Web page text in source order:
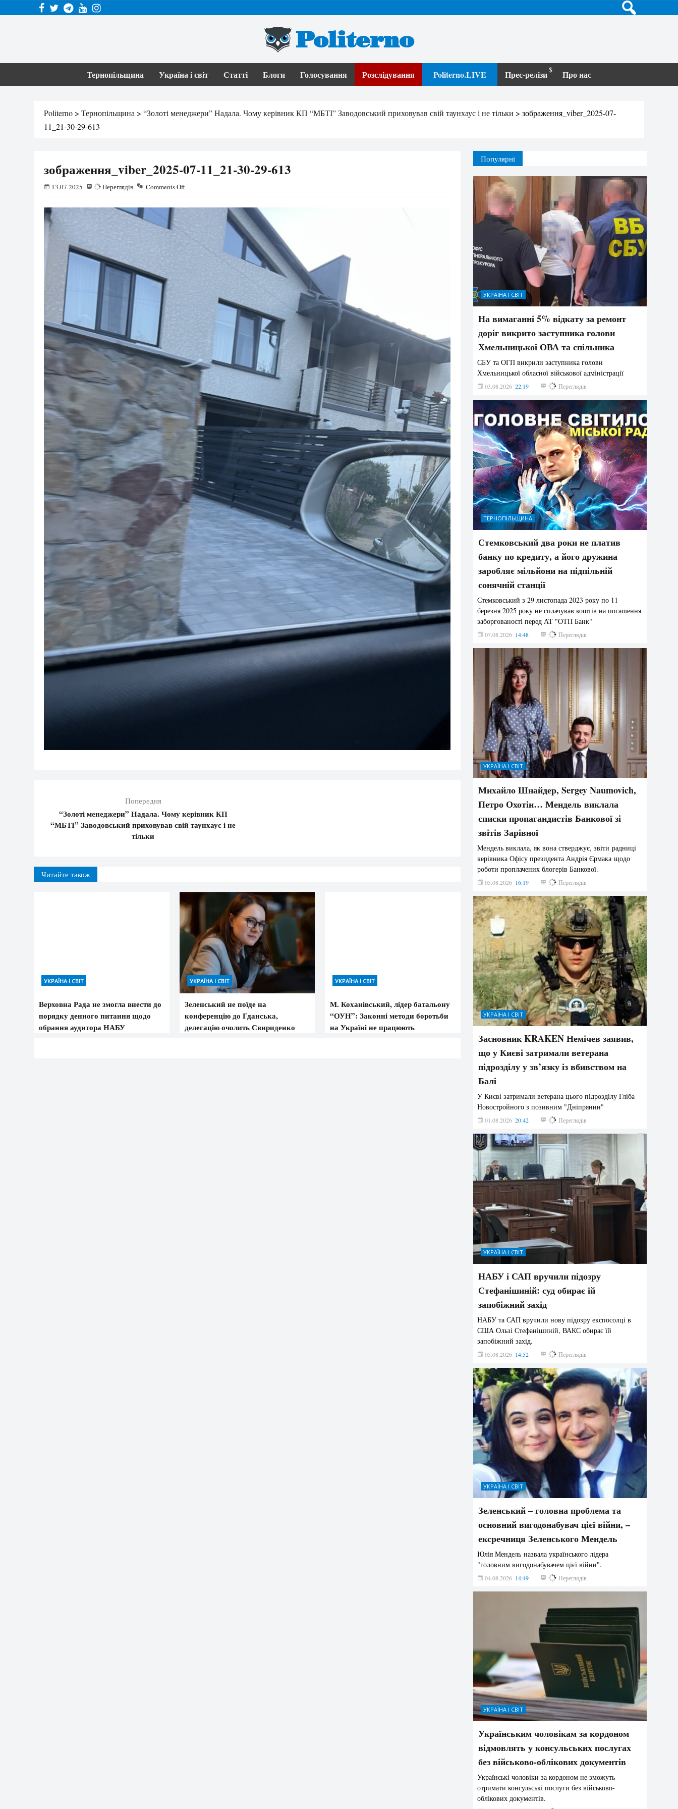
Politerno
Тернопільщина Україна і світ Статті Блоги Голосування Розслідування Politerno.LIVE Прес-релізи Про нас
Politerno > Тернопільщина > “Золоті менеджери” Надала. Чому керівник КП “МБТІ” Заводовський приховував свій таунхаус і не тільки > зображення_viber_2025-07-
11_21-30-29-613
зображення_viber_2025-07-11_21-30-29-613
13.07.2025 34Переглядів Comments Off
Попередня
“Золоті менеджери” Надала. Чому керівник КП
“МБТІ” Заводовський приховував свій таунхаус і не
тільки
Читайте також
УКРАЇНА І СВІТ
Верховна Рада не змогла внести до
порядку денного питання щодо
обрання аудитора НАБУ
УКРАЇНА І СВІТ
Зеленський не поїде на
конференцію до Гданська,
делегацію очолить Свириденко
УКРАЇНА І СВІТ
М. Коханівський, лідер батальону
“ОУН”: Законні методи боротьби
на Україні не працюють
Популярні
УКРАЇНА І СВІТ
На вимаганні 5% відкату за ремонт
доріг викрито заступника голови
Хмельницької ОВА та спільника
СБУ та ОГП викрили заступника голови
Хмельницької обласної військової адміністрації
03.08.2026 22:19 870 Переглядів
ТЕРНОПІЛЬЩИНА
Стемковський два роки не платив
банку по кредиту, а його дружина
заробляє мільйони на підпільній
сонячній станції
Стемковський з 29 листопада 2023 року по 11
березня 2025 року не сплачував коштів на погашення
заборгованості перед АТ "ОТП Банк"
07.08.2026 14:48 324 Переглядів
УКРАЇНА І СВІТ
Михайло Шнайдер, Sergey Naumovich,
Петро Охотін… Мендель виклала
списки пропагандистів Банкової зі
звітів Зарівної
Мендель виклала, як вона стверджує, звіти радниці
керівника Офісу президента Андрія Єрмака щодо
роботи проплачених блогерів Банкової.
05.08.2026 16:19 224 Переглядів
УКРАЇНА І СВІТ
Засновник KRAKEN Немічев заявив,
що у Києві затримали ветерана
підрозділу у зв’язку із вбивством на
Балі
У Києві затримали ветерана цього підрозділу Гліба
Новостройного з позивним "Дніпрянин"
01.08.2026 20:42 193 Переглядів
УКРАЇНА І СВІТ
НАБУ і САП вручили підозру
Стефанішиній: суд обирає їй
запобіжний захід
НАБУ та САП вручили нову підозру експосолці в
США Ользі Стефанішиній, ВАКС обирає їй
запобіжний захід.
05.08.2026 14:52 158 Переглядів
УКРАЇНА І СВІТ
Зеленський – головна проблема та
основний вигодонабувач цієї війни, –
ексречниця Зеленського Мендель
Юлія Мендель назвала українського лідера
"головним вигодонабувачем цієї війни".
04.08.2026 14:49 156 Переглядів
УКРАЇНА І СВІТ
Українським чоловікам за кордоном
відмовлять у консульських послугах
без військово-облікових документів
Українські чоловіки за кордоном не зможуть
отримати консульські послуги без військово-
облікових документів.